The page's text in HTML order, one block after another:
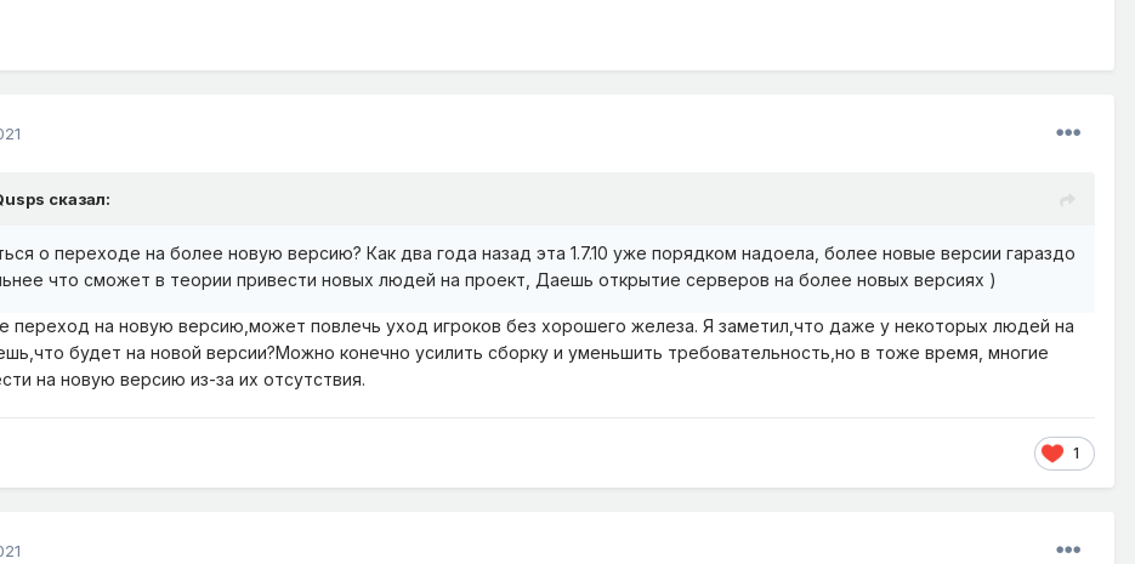
сказал:
о переходе на более новую версию? Как два года назад эта 1.7.10 уже порядком надоела, более новые версии гараздо
что сможет в теории привести новых людей на проект, Даешь открытие серверов на более новых версиях )
переход на новую версию,может повлечь уход игроков без хорошего железа. Я заметил,что даже у некоторых людей на
будет на новой версии?Можно конечно усилить сборку и уменьшить требовательность,но в тоже время, многие
на новую версию из-за их отсутствия.
1